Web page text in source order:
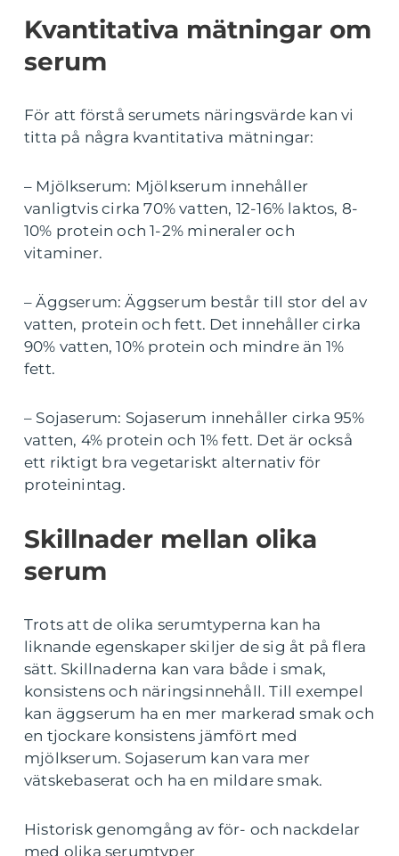
Kvantitativa mätningar om
serum
För att förstå serumets näringsvärde kan vi
titta på några kvantitativa mätningar:
– Mjölkserum: Mjölkserum innehåller
vanligtvis cirka 70% vatten, 12-16% laktos, 8-
10% protein och 1-2% mineraler och
vitaminer.
– Äggserum: Äggserum består till stor del av
vatten, protein och fett. Det innehåller cirka
90% vatten, 10% protein och mindre än 1%
fett.
– Sojaserum: Sojaserum innehåller cirka 95%
vatten, 4% protein och 1% fett. Det är också
ett riktigt bra vegetariskt alternativ för
proteinintag.
Skillnader mellan olika
serum
Trots att de olika serumtyperna kan ha
liknande egenskaper skiljer de sig åt på flera
sätt. Skillnaderna kan vara både i smak,
konsistens och näringsinnehåll. Till exempel
kan äggserum ha en mer markerad smak och
en tjockare konsistens jämfört med
mjölkserum. Sojaserum kan vara mer
vätskebaserat och ha en mildare smak.
Historisk genomgång av för- och nackdelar
med olika serumtyper